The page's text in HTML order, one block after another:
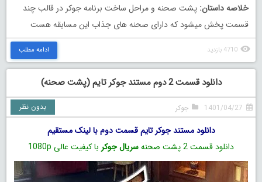
خلاصه داستان: پشت صحنه و مراحل ساخت برنامه جوکر در قالب چند
قسمت پخش میشود که دارای صحنه های جذاب این مسابقه هست
4710 بازدید ادامه مطلب
دانلود قسمت 2 دوم مستند جوکر تایم (پشت صحنه)
1401/04/27 جوکر بدون نظر
دانلود مستند جوکر تایم قسمت دوم با لینک مستقیم
دانلود قسمت 2 پشت صحنه
سریال جوکر با کیفیت عالی 1080p